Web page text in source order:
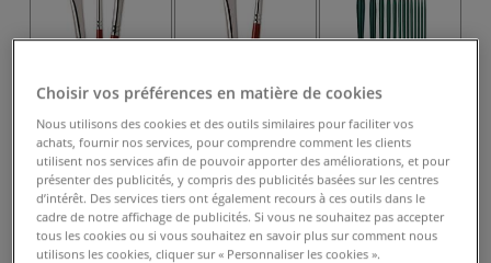
Set de 3 pinceaux
Huile Détail I Love
Art
Set de 2 pinceaux
Huile duo I love
Art
13 pointes
Pinceau Nova,
série 1875 Da
Vinci
Choisir vos préférences en matière de cookies
Nous utilisons des cookies et des outils similaires pour faciliter vos
achats, fournir nos services, pour comprendre comment les clients
utilisent nos services afin de pouvoir apporter des améliorations, et pour
présenter des publicités, y compris des publicités basées sur les centres
d’intérêt. Des services tiers ont également recours à ces outils dans le
cadre de notre affichage de publicités. Si vous ne souhaitez pas accepter
tous les cookies ou si vous souhaitez en savoir plus sur comment nous
utilisons les cookies, cliquer sur « Personnaliser les cookies ».